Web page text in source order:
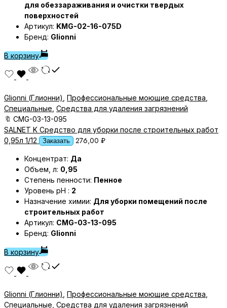
для обеззараживания и очистки твердых
поверхностей
Артикул: KMG-02-16-075D
Бренд: Glionni
В корзину
Glionni (Глионни) Профессиональные моющие средства
Специальные Средства для удаления загрязнений
🔖 CMG-03-13-095
SALNET K Средство для уборки после строительных работ
0,95л 1/12
Заказать 276,00 ₽
Концентрат: Да
Объем, л: 0,95
Степень пенности: Пенное
Уровень pH : 2
Назначение химии: Для уборки помещений после
строительных работ
Артикул: CMG-03-13-095
Бренд: Glionni
В корзину
Glionni (Глионни) Профессиональные моющие средства
Специальные Средства для удаления загрязнений